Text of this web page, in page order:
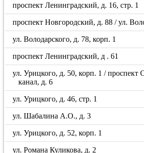
проспект Ленинградский, д. 16, стр. 1
проспект Новгородский, д. 88 / ул.
ул. Володарского, д. 78, корп. 1
проспект Ленинградский, д . 61
ул. Урицкого, д. 50, корп. 1 / проспект
канал, д. 6
ул. Урицкого, д. 46, стр. 1
ул. Шабалина А.О., д. 3
ул. Урицкого, д. 52, корп. 1
ул. Романа Куликова, д. 2